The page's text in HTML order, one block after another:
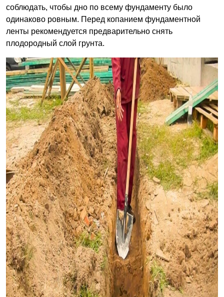
соблюдать, чтобы дно по всему фундаменту было
одинаково ровным. Перед копанием фундаментной
ленты рекомендуется предварительно снять
плодородный слой грунта.